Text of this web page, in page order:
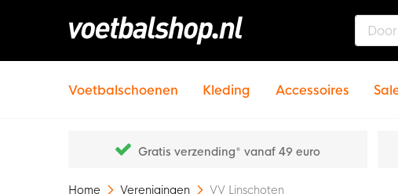
Voetbalschoenen Kleding Accessoires
Gratis verzending* vanaf 49 euro
Home Verenigingen VV Linschoten